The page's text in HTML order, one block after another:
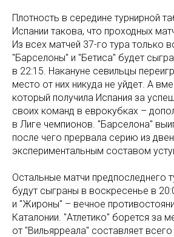
Плотность в середине турнирной
Испании такова, что проходных
Из всех матчей 37-го тура только
"Барселоны" и "Бетиса" будет
в 22:15. Накануне севильцы
место от них никуда не уйдет. А
который получила Испания за
своих команд в еврокубках –
в Лиге чемпионов. "Барселона"
после чего прервала серию из
экспериментальным составом
Остальные матчи предпоследнего
будут сыграны в воскресенье в
и "Жироны" – вечное
Каталонии. "Атлетико" борется за
от "Вильярреала" составляет